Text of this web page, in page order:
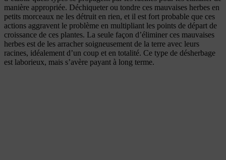
manière appropriée. Déchiqueter ou tondre ces mauvaises herbes en
petits morceaux ne les détruit en rien, et il est fort probable que ces
actions aggravent le problème en multipliant les points de départ de
croissance de ces plantes. La seule façon d’éliminer ces mauvaises
herbes est de les arracher soigneusement de la terre avec leurs
racines, idéalement d’un coup et en totalité. Ce type de désherbage
est laborieux, mais s’avère payant à long terme.